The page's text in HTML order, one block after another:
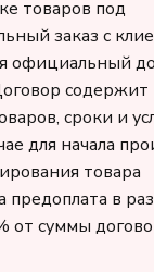
товаров под
заказ с
официальный
сроки и
для начала
товара
предоплата в
от суммы